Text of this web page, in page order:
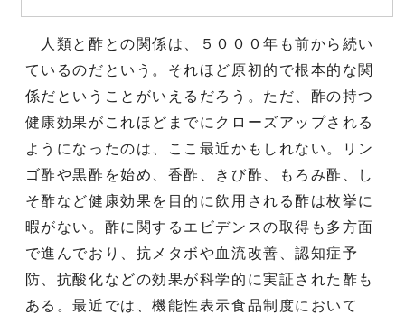
人類と酢との関係は、５０００年も前から続い
ているのだという。それほど原初的で根本的な関
係だということがいえるだろう。ただ、酢の持つ
健康効果がこれほどまでにクローズアップされる
ようになったのは、ここ最近かもしれない。リン
ゴ酢や黒酢を始め、香酢、きび酢、もろみ酢、し
そ酢など健康効果を目的に飲用される酢は枚挙に
暇がない。酢に関するエビデンスの取得も多方面
で進んでおり、抗メタボや血流改善、認知症予
防、抗酸化などの効果が科学的に実証された酢も
ある。最近では、機能性表示食品制度において